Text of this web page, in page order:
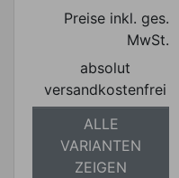
Preise inkl. ges.
MwSt.
absolut
versandkostenfrei
ALLE
VARIANTEN
ZEIGEN